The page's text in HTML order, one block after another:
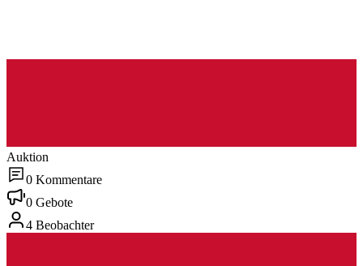
Auktion
0 Kommentare
0 Gebote
4 Beobachter